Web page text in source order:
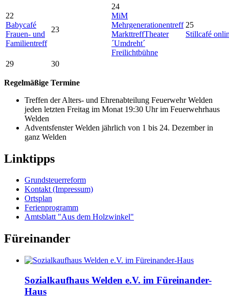
22
Babycafé
Frauen- und
Familientreff
23
24
MiM
Mehrgenerationentreff
MarkttreffTheater
´Umdreht´
Freilichtbühne
25
Stillcafé
29 30
Regelmäßige Termine
Treffen der Alters- und Ehrenabteilung Feuerwehr Welden
jeden letzten Freitag im Monat 19:30 Uhr im Feuerwehrhaus
Welden
Adventsfenster Welden jährlich von 1 bis 24. Dezember in
ganz Welden
Linktipps
Grundsteuerreform
Kontakt (Impressum)
Ortsplan
Ferienprogramm
Amtsblatt "Aus dem Holzwinkel"
Füreinander
Sozialkaufhaus Welden e.V. im Füreinander-
Haus